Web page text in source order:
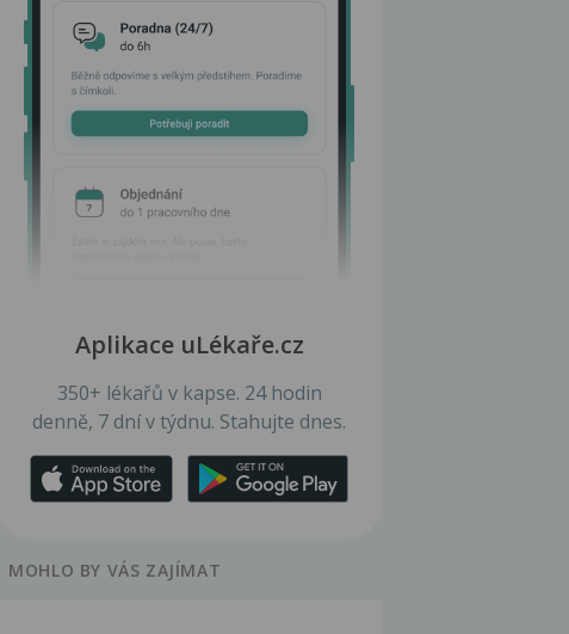
Aplikace uLékaře.cz
350+ lékařů v kapse. 24 hodin
denně, 7 dní v týdnu. Stahujte dnes.
MOHLO BY VÁS ZAJÍMAT